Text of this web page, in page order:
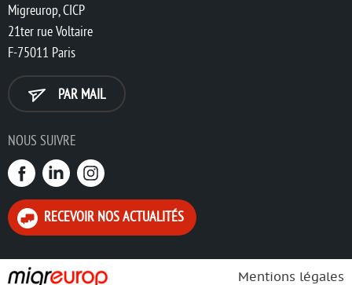
Migreurop, CICP
21ter rue Voltaire
F-75011 Paris
PAR MAIL
NOUS SUIVRE
RECEVOIR NOS ACTUALITÉS
Mentions légales